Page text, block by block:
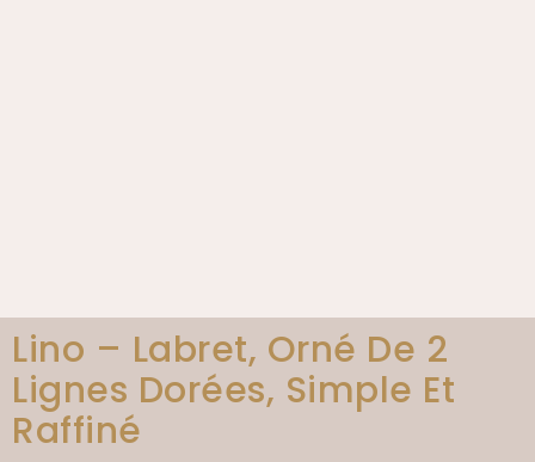
Lino – Labret, Orné De 2
Lignes Dorées, Simple Et
Raffiné